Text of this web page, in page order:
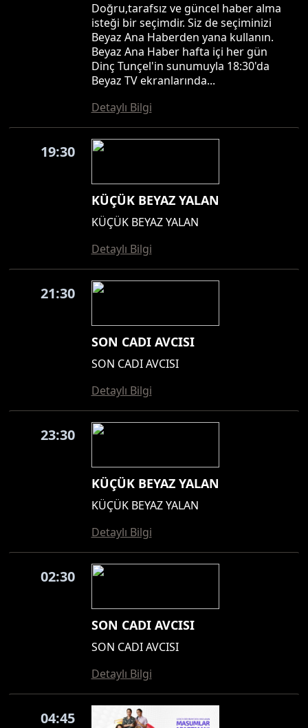
Doğru,tarafsız ve güncel haber alma
isteği bir seçimdir. Siz de seçiminizi
Beyaz Ana Haberden yana kullanın.
Beyaz Ana Haber hafta içi her gün
Dinç Tunçel'in sunumuyla 18:30'da
Beyaz TV ekranlarında...
Detaylı Bilgi
19:30
KÜÇÜK BEYAZ YALAN
KÜÇÜK BEYAZ YALAN
Detaylı Bilgi
21:30
SON CADI AVCISI
SON CADI AVCISI
Detaylı Bilgi
23:30
KÜÇÜK BEYAZ YALAN
KÜÇÜK BEYAZ YALAN
Detaylı Bilgi
02:30
SON CADI AVCISI
SON CADI AVCISI
Detaylı Bilgi
04:45